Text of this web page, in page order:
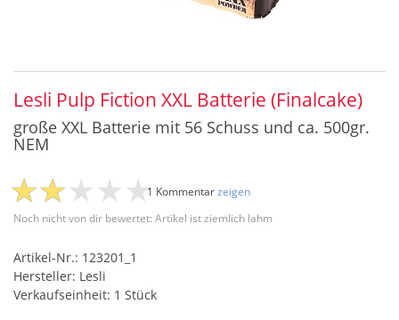
Lesli Pulp Fiction XXL Batterie (Finalcake)
große XXL Batterie mit 56 Schuss und ca. 500gr.
NEM
Noch nicht von dir bewertet: Artikel ist ziemlich lahm
1 Kommentarzeigen
Artikel-Nr.: 123201_1
Hersteller: Lesli
Verkaufseinheit: 1 Stück